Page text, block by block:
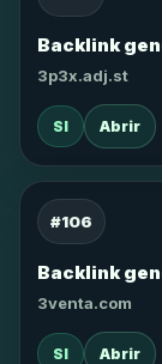
Backlink
3p3x.adj.st
SI Abrir
#106
Backlink
3venta.com
SI Abrir